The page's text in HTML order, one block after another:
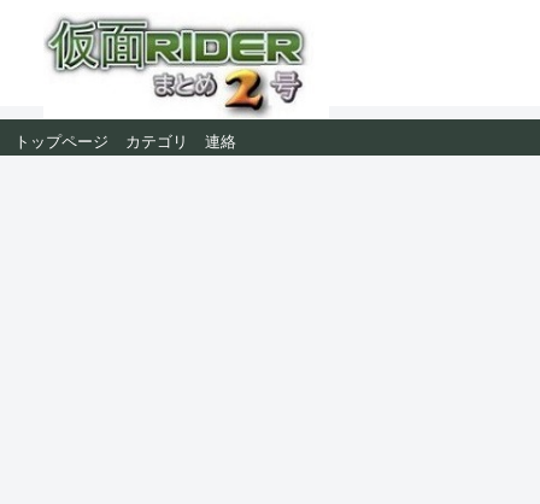
トップページ カテゴリ 連絡